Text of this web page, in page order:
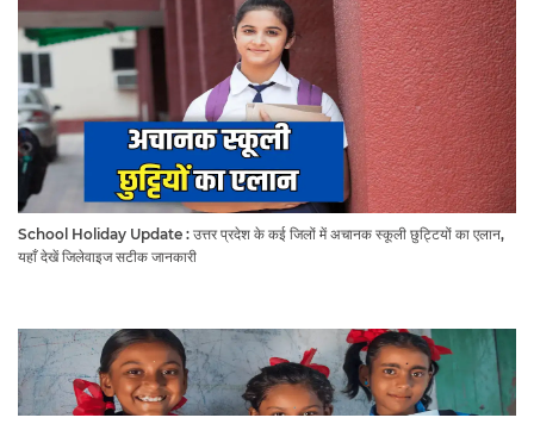
School Holiday Update : उत्तर प्रदेश के कई जिलों में अचानक स्कूली छुट्टियों का एलान,
यहाँ देखें जिलेवाइज सटीक जानकारी